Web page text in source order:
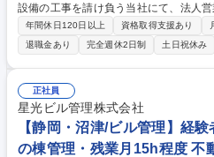
設備の工事を請け負う当社にて、法人
（ゼネコンを含む）、官庁向けの営業
び込みや新規テレアポはなく、長期でご活躍い
は】 ■ゼネコン・官公庁・各種メーカ
のご提案や交渉■オフィスビル・庁舎、
設、教育関連施設など、幅広い案件を
囲：適性に基づき当社業務全般 募集職種 【東京/営業】大林組100％子会
社/土日休み/年休125日/月残業10h/福利
年間休日120日以上 資格取得支援あり
退職金あり
完全週休2日制 土日祝休み
正社員
星光ビル管理株式会社
【静岡・沼津/ビル管理】経
の棟管理・残業月15h程度 不